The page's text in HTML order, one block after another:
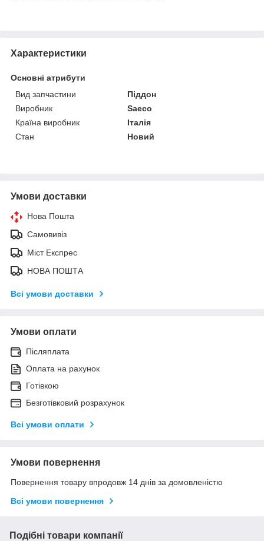
Характеристики
Основні атрибути
Вид запчастини
Піддон
Виробник
Saeco
Країна виробник
Італія
Стан
Новий
Умови доставки
Нова Пошта
Самовивіз
Міст Експрес
НОВА ПОШТА
Всі умови доставки
Умови оплати
Післяплата
Оплата на рахунок
Готівкою
Безготівковий розрахунок
Всі умови оплати
Умови повернення
Повернення товару впродовж 14 днів за домовленістю
Всі умови повернення
Подібні товари компанії